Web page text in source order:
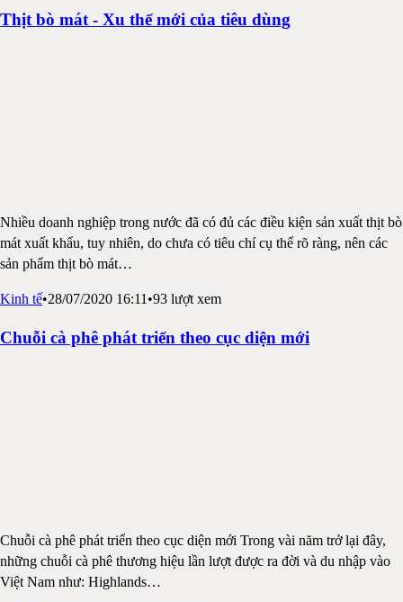
Thịt bò mát - Xu thế mới của tiêu dùng
Nhiều doanh nghiệp trong nước đã có đủ các điều kiện sản xuất thịt bò
mát xuất khẩu, tuy nhiên, do chưa có tiêu chí cụ thể rõ ràng, nên các
sản phẩm thịt bò mát…
Kinh tế•28/07/2020 16:11 •93 lượt xem
Chuỗi cà phê phát triển theo cục diện mới
Chuỗi cà phê phát triển theo cục diện mới Trong vài năm trở lại đây,
những chuỗi cà phê thương hiệu lần lượt được ra đời và du nhập vào
Việt Nam như: Highlands…